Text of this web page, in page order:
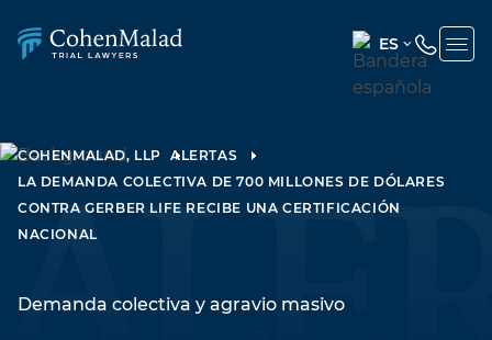
ES
ENGLISH
SPANISH
COHENMALAD, LLP ALERTAS
LA DEMANDA COLECTIVA DE 700 MILLONES DE DÓLARES
CONTRA GERBER LIFE RECIBE UNA CERTIFICACIÓN
NACIONAL
Demanda colectiva y agravio masivo